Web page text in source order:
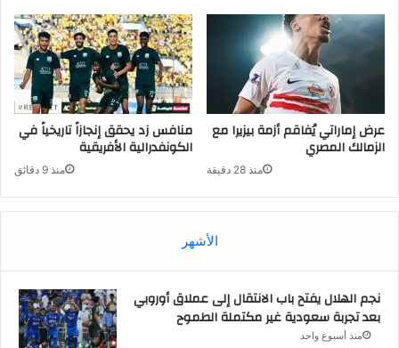
منافس زد يحقق إنجازاً تاريخياً في
الكونفدرالية الأفريقية
منذ 9 دقائق
عرض إماراتي يُفاقم أزمة بيزيرا مع
الزمالك المصري
منذ 28 دقيقة
الأشهر
نجم الهلال يفتح باب الانتقال إلى عملاق أوروبي
بعد تجربة سعودية غير مكتملة الطموح
منذ أسبوع واحد